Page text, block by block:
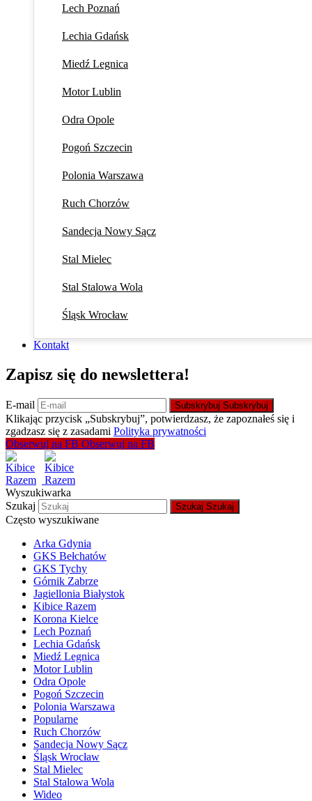
Lech Poznań
Lechia Gdańsk
Miedź Legnica
Motor Lublin
Odra Opole
Pogoń Szczecin
Polonia Warszawa
Ruch Chorzów
Sandecja Nowy Sącz
Stal Mielec
Stal Stalowa Wola
Śląsk Wrocław
Kontakt
Zapisz się do newslettera!
E-mail Subskrybuj Subskrybuj
Klikając przycisk „Subskrybuj”, potwierdzasz, że zapoznałeś się i
zgadzasz się z zasadami Polityka prywatności
Obserwuj na FB Obserwuj na FB
Wyszukiwarka
Szukaj
Szukaj Szukaj
Często wyszukiwane
Arka Gdynia
GKS Bełchatów
GKS Tychy
Górnik Zabrze
Jagiellonia Białystok
Kibice Razem
Korona Kielce
Lech Poznań
Lechia Gdańsk
Miedź Legnica
Motor Lublin
Odra Opole
Pogoń Szczecin
Polonia Warszawa
Popularne
Ruch Chorzów
Sandecja Nowy Sącz
Śląsk Wrocław
Stal Mielec
Stal Stalowa Wola
Wideo